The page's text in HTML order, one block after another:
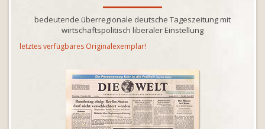
bedeutende überregionale deutsche Tageszeitung mit
wirtschaftspolitisch liberaler Einstellung
letztes verfügbares Originalexemplar!